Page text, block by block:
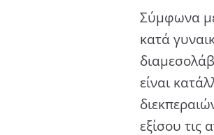
Σύμφωνα
κατά
είναι
εξίσου τις